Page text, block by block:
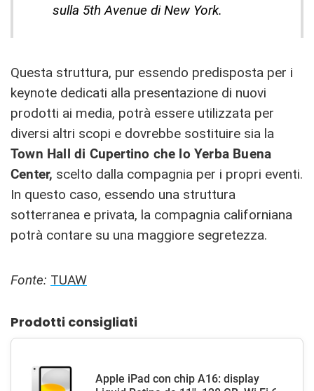
sulla 5th Avenue di New York.
Questa struttura, pur essendo predisposta per i
keynote dedicati alla presentazione di nuovi
prodotti ai media, potrà essere utilizzata per
diversi altri scopi e dovrebbe sostituire sia la
Town Hall di Cupertino che lo Yerba Buena
Center, scelto dalla compagnia per i propri eventi.
In questo caso, essendo una struttura
sotterranea e privata, la compagnia californiana
potrà contare su una maggiore segretezza.
Fonte: TUAW
Prodotti consigliati
Apple iPad con chip A16: display